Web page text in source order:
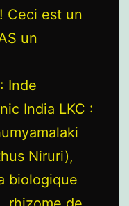
Ceci est un
un
Inde
India LKC :
Niruri),
biologique